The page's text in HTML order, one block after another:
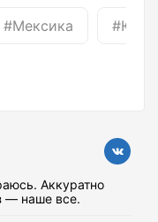
#Мексика #ЮАР
Аккуратно
— наше все.